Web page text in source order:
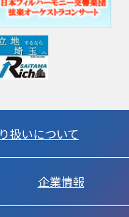
扱いについて
企業情報